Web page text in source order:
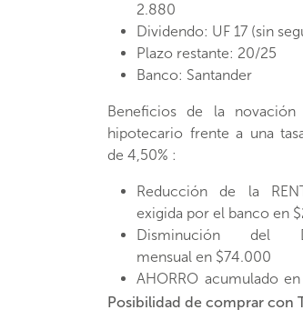
2.880
Dividendo: UF 17 (sin
Plazo restante: 20/25
Banco: Santander
Beneficios de la
hipotecario frente a una
de 4,50% :
Reducción de la
exigida por el banco en
Disminución del
mensual en $74.000
AHORRO acumulado
176.
Posibilidad de comprar con